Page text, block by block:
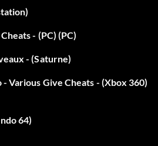
- (PC) (PC)
- (Saturne)
Various Give Cheats - (Xbox 360)
64)